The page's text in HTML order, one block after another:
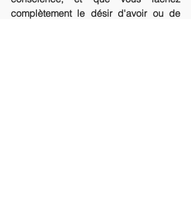
complètement le désir d'avoir ou de